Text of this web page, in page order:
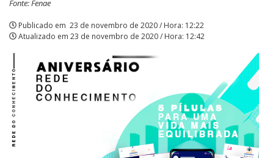
|
APCEF/SP
Fonte: Fenae
Publicado em 23 de novembro de 2020 / Hora: 12:22
Atualizado em 23 de novembro de 2020 / Hora: 12:42